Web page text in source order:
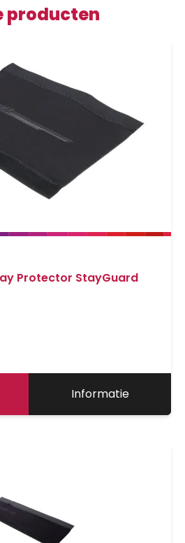
producten
Protector StayGuard
Informatie